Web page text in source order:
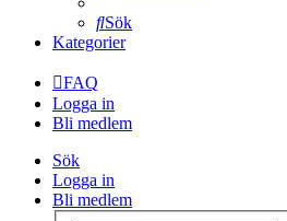
Sök
Kategorier
FAQ
Logga in
Bli medlem
Sök
Logga in
Bli medlem